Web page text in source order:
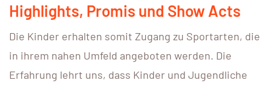
Highlights, Promis und Show Acts
Die Kinder erhalten somit Zugang zu Sportarten, die
in ihrem nahen Umfeld angeboten werden. Die
Erfahrung lehrt uns, dass Kinder und Jugendliche